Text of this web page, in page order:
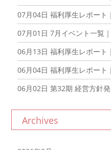
07月04日 福利厚生レポート
07月01日 7月イベント一覧
06月13日 福利厚生レポート
06月04日 福利厚生レポート
06月02日 第32期 経営方針発
Archives